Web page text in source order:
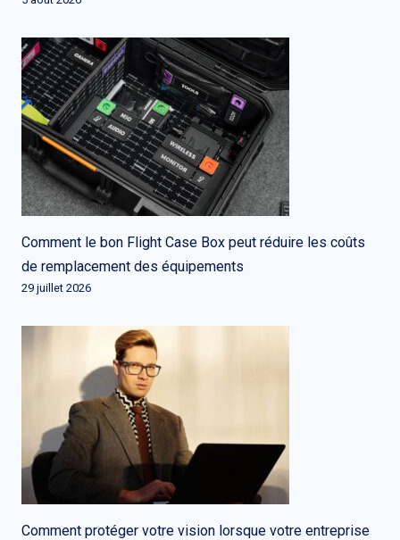
Comment le bon Flight Case Box peut réduire les coûts
de remplacement des équipements
29 juillet 2026
Comment protéger votre vision lorsque votre entreprise